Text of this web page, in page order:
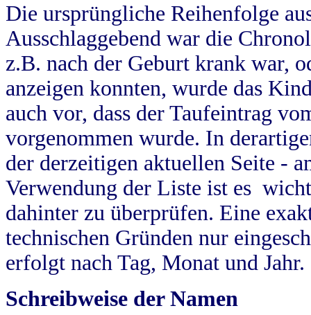
Die ursprüngliche Reihenfolge
Ausschlaggebend war die
z.B. nach der Geburt krank war,
anzeigen konnten, wurde das
auch vor, dass der Taufeintrag
vorgenommen wurde. In
der derzeitigen aktuellen Seite -
Verwendung der Liste ist es
dahinter zu überprüfen. Eine
technischen Gründen nur
erfolgt nach Tag, Monat und Jahr.
Schreibweise der Namen